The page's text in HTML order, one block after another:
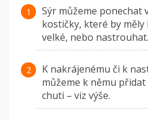
Sýr můžeme ponechat
kostičky, které by
velké, nebo nastrouhat.
K nakrájenému či k
můžeme k němu
chuti – viz výše.